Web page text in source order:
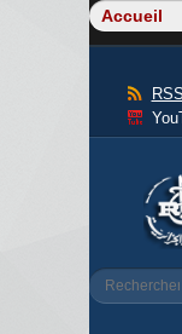
RSS
Rechercher